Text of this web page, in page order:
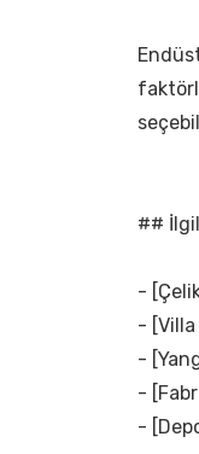
##
-
- [Villa
-
-
-